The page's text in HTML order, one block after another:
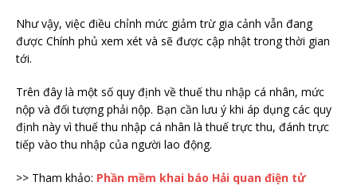
Như vậy, việc điều chỉnh mức giảm trừ gia cảnh vẫn đang
được Chính phủ xem xét và sẽ được cập nhật trong thời gian
tới.
Trên đây là một số quy định về thuế thu nhập cá nhân, mức
nộp và đối tượng phải nộp. Bạn cần lưu ý khi áp dụng các quy
định này vì thuế thu nhập cá nhân là thuế trực thu, đánh trực
tiếp vào thu nhập của người lao động.
>> Tham khảo: Phần mềm khai báo Hải quan điện tử